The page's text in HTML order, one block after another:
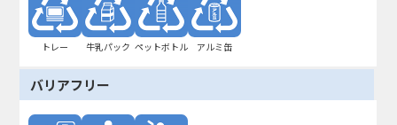
トレー 牛乳パック ペットボトル アルミ缶
バリアフリー